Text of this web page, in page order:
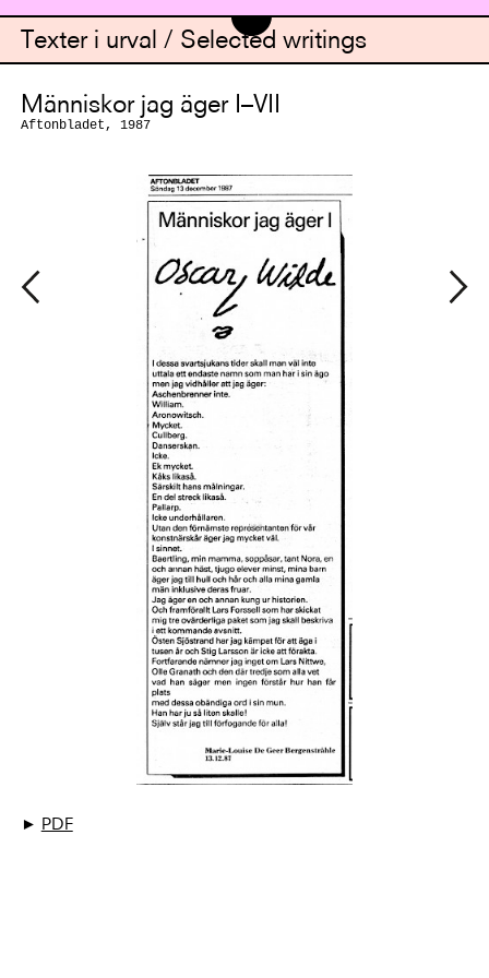
Människor jag äger I–VII
Aftonbladet, 1987
► PDF
Texter i urval / Selected writings